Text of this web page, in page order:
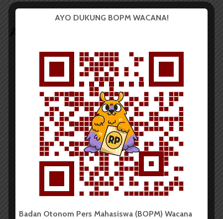
Dua Mahasiswa Sastra Indonesia
USU Raih Juara pada Festival
Literasi Sumatera Utara 2026
Dark Mode | Moda Gelap
Oleh: Iyusarah Pakpahan USU, wacana.org – Dua...
2 menit waktu baca
AYO DUKUNG BOPM WACANA!
Badan Otonom Pers Mahasiswa (BOPM) Wacana